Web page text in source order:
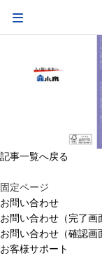
記事一覧へ戻る
索:
固定ページ
お問い合わせ
お問い合わせ（完了画
お問い合わせ（確認画
お客様サポート